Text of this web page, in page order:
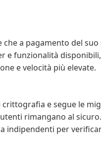
a pagamento del
e funzionalità
e velocità più elevate.
e segue le
rimangano al
indipendenti per